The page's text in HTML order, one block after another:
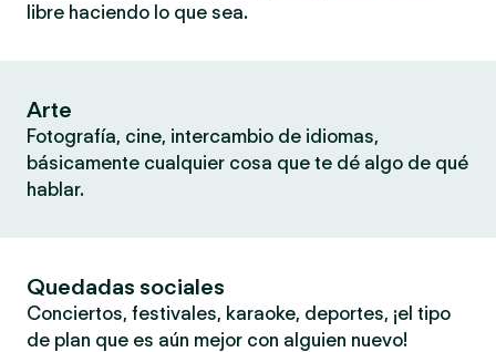
libre haciendo lo que sea.
Arte
Fotografía, cine, intercambio de idiomas,
básicamente cualquier cosa que te dé algo de qué
hablar.
Quedadas sociales
Conciertos, festivales, karaoke, deportes, ¡el tipo
de plan que es aún mejor con alguien nuevo!